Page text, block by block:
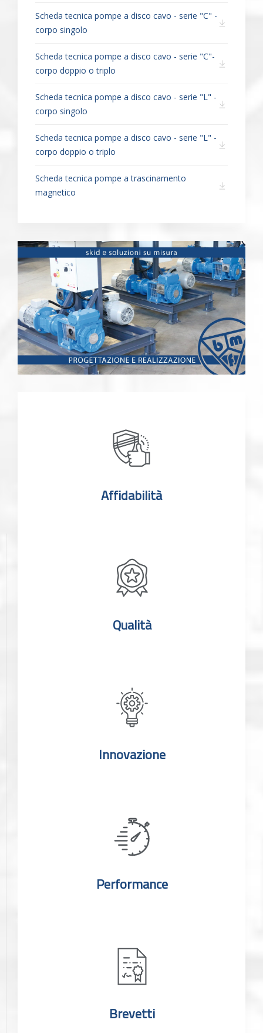
Scheda tecnica pompe a disco cavo - serie "C" -
corpo singolo
Scheda tecnica pompe a disco cavo - serie "C"-
corpo doppio o triplo
Scheda tecnica pompe a disco cavo - serie "L" -
corpo singolo
Scheda tecnica pompe a disco cavo - serie "L" -
corpo doppio o triplo
Scheda tecnica pompe a trascinamento
magnetico
Affidabilità
Qualità
Innovazione
Performance
Brevetti